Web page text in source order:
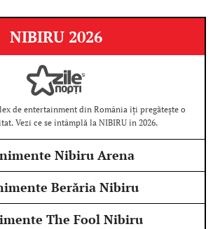
NIBIRU 2026
de entertainment din România îți pregătește o
Vezi ce se întâmplă la NIBIRU în 2026.
Nibiru Arena
Berăria Nibiru
The Fool Nibiru